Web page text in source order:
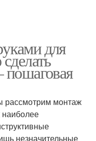
для
пошаговая
рассмотрим монтаж
наиболее
незначительные